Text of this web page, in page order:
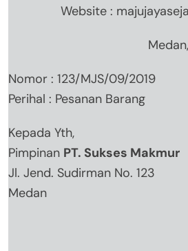
Website :
Nomor : 123/MJS/09/2019
Perihal : Pesanan Barang
Kepada Yth,
Pimpinan PT. Sukses Makmur
Jl. Jend. Sudirman No. 123
Medan